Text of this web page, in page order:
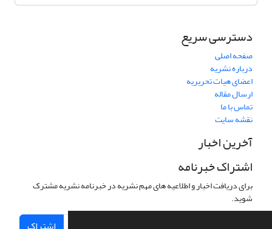
دسترسی سریع
صفحه اصلی
درباره نشریه
اعضای هیات تحریریه
ارسال مقاله
تماس با ما
نقشه سایت
آخرین اخبار
اشتراک خبرنامه
برای دریافت اخبار و اطلاعیه های مهم نشریه در خبرنامه نشریه مشترک
شوید.